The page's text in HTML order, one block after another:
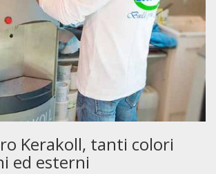
Kerakoll, tanti colori
ed esterni